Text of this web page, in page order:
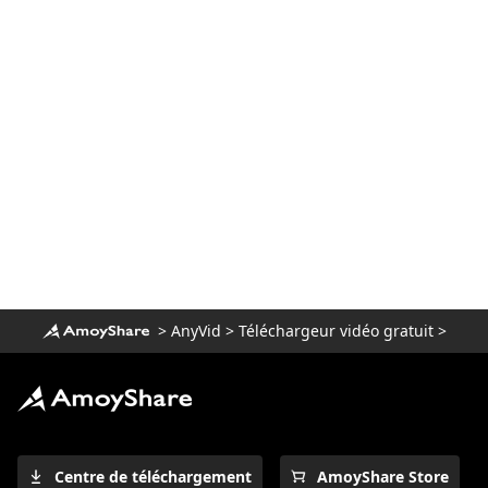
regarder des séries télévisées
Top 10 des alternatives CouchTuner qui
Top 10 des alternatives KissCartoon:
Les 11 meilleurs sites pour regarder des
> AnyVid > Téléchargeur vidéo gratuit>
Centre de téléchargement AmoyShare Store